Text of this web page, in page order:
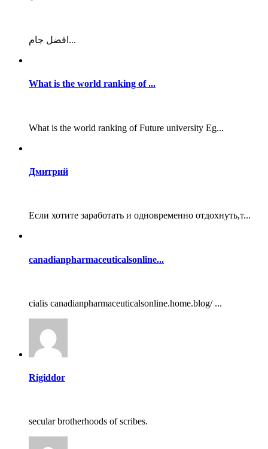
افضل جام...
What is the world ranking of ...
What is the world ranking of Future university Eg...
Дмитрий
Если хотите заработать и одновременно отдохнуть,т...
canadianpharmaceuticalsonline...
cialis canadianpharmaceuticalsonline.home.blog/ ...
Rigiddor
secular brotherhoods of scribes.